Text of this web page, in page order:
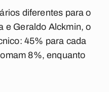
diferentes para o
e Geraldo Alckmin, o
45% para cada
8%, enquanto